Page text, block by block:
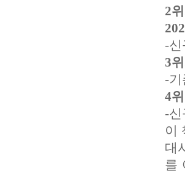
2
-신
3
-기
4
-신
이
대
를